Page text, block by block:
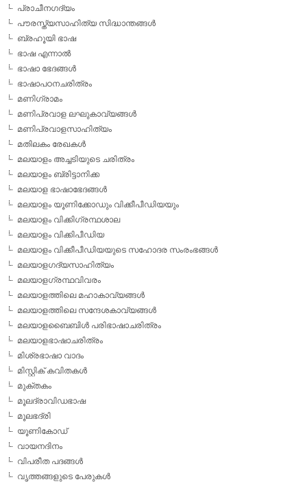
പ്രാചീനഗദ്യം
പൗരസ്ത്യസാഹിത്യ സിദ്ധാന്തങ്ങള്‍
ബ്രഹൂയി ഭാഷ
ഭാഷ എന്നാല്‍
ഭാഷാ ഭേദങ്ങള്‍
ഭാഷാപഠനചരിത്രം
മണിഗ്രാമം
മണിപ്രവാള ലഘുകാവ്യങ്ങള്‍
മണിപ്രവാളസാഹിത്യം
മതിലകം രേഖകള്‍
മലയാളം അച്ചടിയുടെ ചരിത്രം
മലയാളം ബ്രിട്ടാനിക്ക
മലയാള ഭാഷാഭേദങ്ങള്‍
മലയാളം യൂണിക്കോഡും വിക്കീപീഡിയയും
മലയാളം വിക്കിഗ്രന്ഥശാല
മലയാളം വിക്കിപീഡിയ
മലയാളം വിക്കീപീഡിയയുടെ സഹോദര സംരംഭങ്ങള്‍
മലയാളഗദ്യസാഹിത്യം
മലയാളഗ്രന്ഥവിവരം
മലയാളത്തിലെ മഹാകാവ്യങ്ങള്‍
മലയാളത്തിലെ സന്ദേശകാവ്യങ്ങള്‍
മലയാളബൈബിള്‍ പരിഭാഷാചരിത്രം
മലയാളഭാഷാചരിത്രം
മിശ്രഭാഷാ വാദം
മിസ്റ്റിക് കവിതകള്‍
മുക്തകം
മൂലദ്രാവിഡഭാഷ
മൂലഭദ്രി
യൂണികോഡ്
വായനദിനം
വിപരീത പദങ്ങള്‍
വൃത്തങ്ങളുടെ പേരുകള്‍